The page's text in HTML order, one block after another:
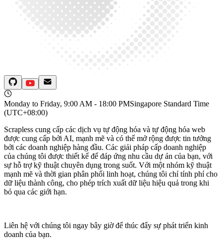
Monday to Friday, 9:00 AM - 18:00 PMSingapore Standard Time
(UTC+08:00)
Scrapless cung cấp các dịch vụ tự động hóa và tự động hóa web
được cung cấp bởi AI, mạnh mẽ và có thể mở rộng được tin tưởng
bởi các doanh nghiệp hàng đầu. Các giải pháp cấp doanh nghiệp
của chúng tôi được thiết kế để đáp ứng nhu cầu dự án của bạn, với
sự hỗ trợ kỹ thuật chuyên dụng trong suốt. Với một nhóm kỹ thuật
mạnh mẽ và thời gian phân phối linh hoạt, chúng tôi chỉ tính phí cho
dữ liệu thành công, cho phép trích xuất dữ liệu hiệu quả trong khi
bỏ qua các giới hạn.
Liên hệ với chúng tôi ngay bây giờ để thúc đẩy sự phát triển kinh
doanh của bạn.